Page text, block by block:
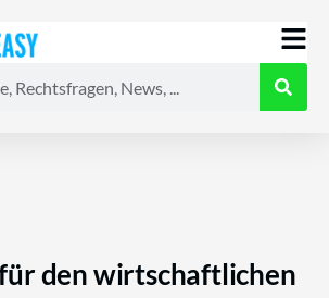
den wirtschaftlichen